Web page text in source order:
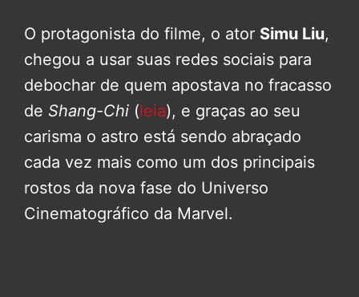
O protagonista do filme, o ator Simu Liu,
chegou a usar suas redes sociais para
debochar de quem apostava no fracasso
de Shang-Chi (leia), e graças ao seu
carisma o astro está sendo abraçado
cada vez mais como um dos principais
rostos da nova fase do Universo
Cinematográfico da Marvel.